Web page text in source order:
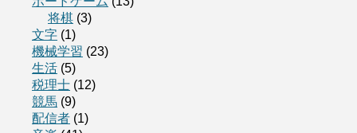
将棋 (3)
文字 (1)
機械学習 (23)
生活 (5)
税理士 (12)
競馬 (9)
配信者 (1)